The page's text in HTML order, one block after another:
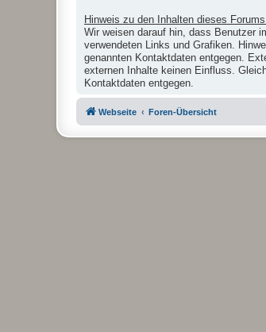
Hinweis zu den Inhalten dieses
Wir weisen darauf hin, dass Benutzer
verwendeten Links und Grafiken.
genannten Kontaktdaten entgegen.
externen Inhalte keinen Einfluss.
Kontaktdaten entgegen.
Webseite Foren-Übersicht